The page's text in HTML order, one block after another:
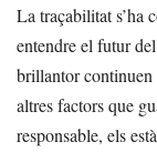
La traçabilitat s’ha
entendre el futur
brillantor continuen
altres factors que
responsable, els